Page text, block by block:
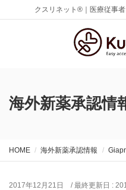
クスリネット®｜医療従事
海外新薬承認情
HOME 海外新薬承認情報
2017年12月21日 / 最終更新日 :